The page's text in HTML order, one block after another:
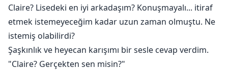
Claire? Lisedeki en iyi arkadaşım? Konuşmayalı... itiraf
etmek istemeyeceğim kadar uzun zaman olmuştu. Ne
istemiş olabilirdi?
Şaşkınlık ve heyecan karışımı bir sesle cevap verdim.
"Claire? Gerçekten sen misin?"